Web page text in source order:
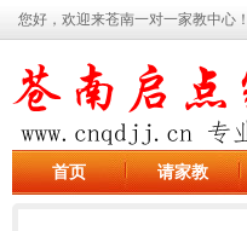
您好，欢迎来苍南一对一家教中心
首页 请家教